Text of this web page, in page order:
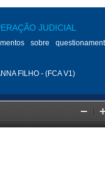
JUDICIAL
sobre
FILHO - (FCA V1)